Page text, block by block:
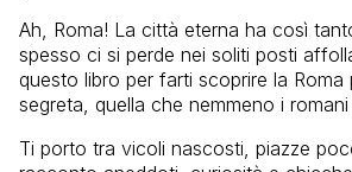
Ah, Roma! La città eterna ha così
spesso ci si perde nei soliti posti
questo libro per farti scoprire la Roma
segreta, quella che nemmeno i
Ti porto tra vicoli nascosti, piazze